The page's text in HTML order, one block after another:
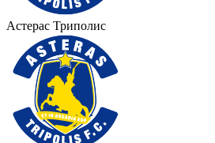
Астерас Триполис